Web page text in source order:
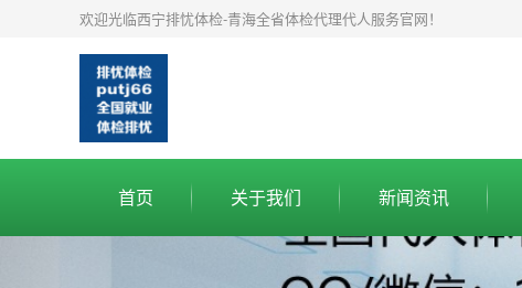
欢迎光临西宁排忧体检-青海全省体检代理代人服务官网！
首页 关于我们 新闻资讯